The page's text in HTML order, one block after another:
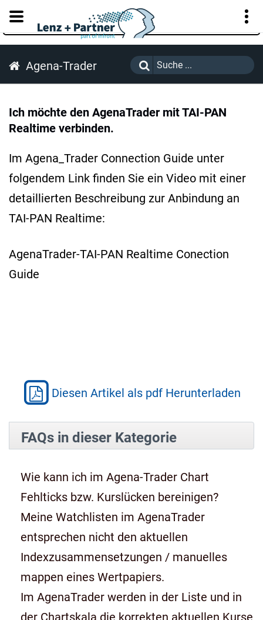
KUNDENPORTAL
Agena-Trader
Ich möchte den AgenaTrader mit TAI-PAN
Realtime verbinden.
Im Agena_Trader Connection Guide unter
folgendem Link finden Sie ein Video mit einer
detaillierten Beschreibung zur Anbindung an
TAI-PAN Realtime:
AgenaTrader-TAI-PAN Realtime Conection
Guide
Diesen Artikel als pdf Herunterladen
FAQs in dieser Kategorie
Wie kann ich im Agena-Trader Chart
Fehlticks bzw. Kurslücken bereinigen?
Meine Watchlisten im AgenaTrader
entsprechen nicht den aktuellen
Indexzusammensetzungen / manuelles
mappen eines Wertpapiers.
Im AgenaTrader werden in der Liste und in
der Chartskala die korrekten aktuellen Kurse